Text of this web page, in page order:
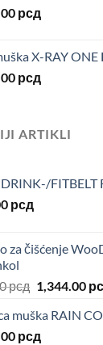
рсд
X-RAY ONE
рсд
ARTIKLI
FITBELT
рсд
za čišćenje
рсд 1,344.00
muška RAIN
рсд